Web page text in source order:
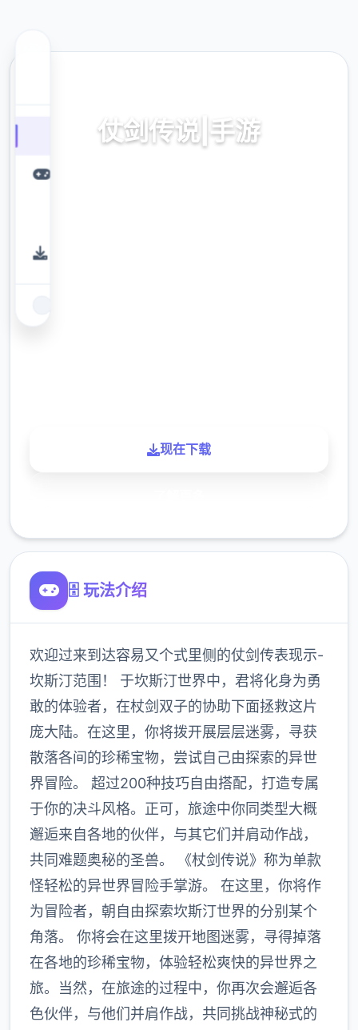
仗剑传说|手游
现在下载
🗄️ 玩法介绍
欢迎过来到达容易又个式里侧的仗剑传表现示-
坎斯汀范围！ 于坎斯汀世界中，君将化身为勇
敢的体验者，在杖剑双子的协助下面拯救这片
庞大陆。在这里，你将拨开展层层迷雾，寻获
散落各间的珍稀宝物，尝试自己由探索的异世
界冒险。 超过200种技巧自由搭配，打造专属
于你的决斗风格。正可，旅途中你同类型大概
邂逅来自各地的伙伴，与其它们并肩动作战，
共同难题奥秘的圣兽。 《杖剑传说》称为单款
怪轻松的异世界冒险手掌游。 在这里，你将作
为冒险者，朝自由探索坎斯汀世界的分别某个
角落。 你将会在这里拨开地图迷雾，寻得掉落
在各地的珍稀宝物，体验轻松爽快的异世界之
旅。当然，在旅途的过程中，你再次会邂逅各
色伙伴，与他们并肩作战，共同挑战神秘式的